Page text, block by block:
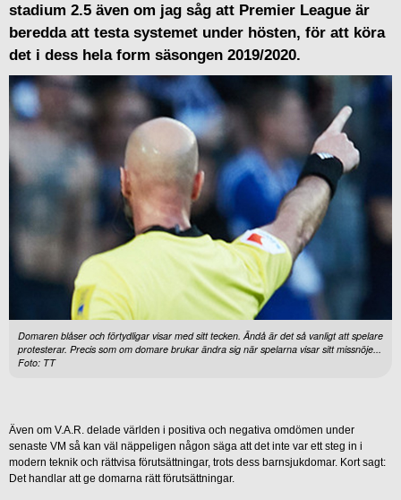
stadium 2.5 även om jag såg att Premier League är
beredda att testa systemet under hösten, för att köra
det i dess hela form säsongen 2019/2020.
Domaren blåser och förtydligar visar med sitt tecken. Ändå är det så vanligt att spelare
protesterar. Precis som om domare brukar ändra sig när spelarna visar sitt missnöje...
Foto: TT
Även om V.A.R. delade världen i positiva och negativa omdömen under
senaste VM så kan väl näppeligen någon säga att det inte var ett steg in i
modern teknik och rättvisa förutsättningar, trots dess barnsjukdomar. Kort sagt:
Det handlar att ge domarna rätt förutsättningar.